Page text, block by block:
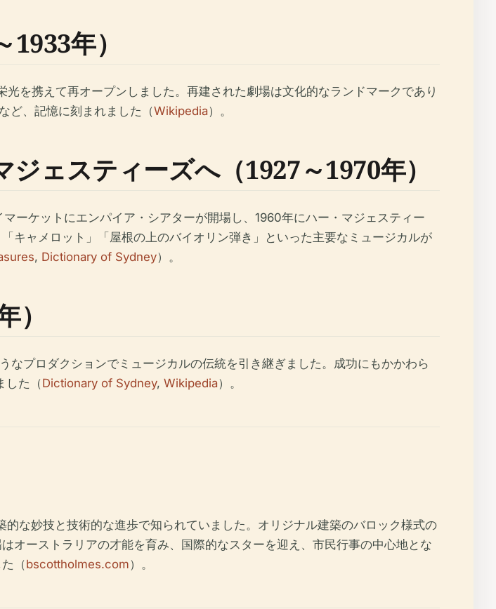
年）
を携えて再オープンしました。再建された劇場は文化的なランドマークであり
ど、記憶に刻まれました（Wikipedia）。
ェスティーズへ（1927～1970年）
ーケットにエンパイア・シアターが開場し、1960年にハー・マジェスティー
キャメロット」「屋根の上のバイオリン弾き」といった主要なミュージカルが
, Dictionary of Sydney）。
）
プロダクションでミュージカルの伝統を引き継ぎました。成功にもかかわら
した（Dictionary of Sydney, Wikipedia）。
な妙技と技術的な進歩で知られていました。オリジナル建築のバロック様式の
オーストラリアの才能を育み、国際的なスターを迎え、市民行事の中心地とな
（bscottholmes.com）。